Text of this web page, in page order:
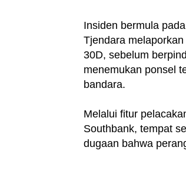
Insiden bermula
Tjendara
30D, sebelum
menemukan ponsel
bandara.
Melalui fitur
Southbank, tempat
dugaan bahwa